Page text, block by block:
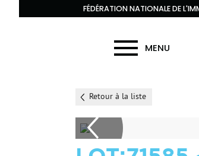
FÉDÉRATION NATIONALE DE
MENU
Retour à la liste